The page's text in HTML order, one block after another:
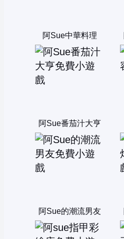
阿Sue中華料理
阿Sue番茄汁大亨
阿Sue的潮流男友